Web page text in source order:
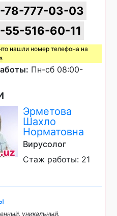
78-777-03-03
55-516-60-11
нашли номер телефона на
Пн-сб 08:00-
Эрметова
Шахло
Норматовна
Вирусолог
Стаж работы: 21
уникальный,